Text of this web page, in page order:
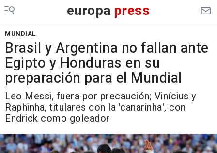
europa press
MUNDIAL
Brasil y Argentina no fallan ante
Egipto y Honduras en su
preparación para el Mundial
Leo Messi, fuera por precaución; Vinícius y
Raphinha, titulares con la 'canarinha', con
Endrick como goleador